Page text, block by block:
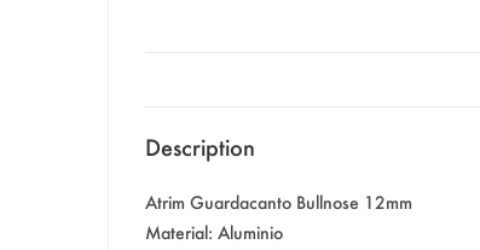
Description
Atrim Guardacanto Bullnose 12mm
Material: Aluminio